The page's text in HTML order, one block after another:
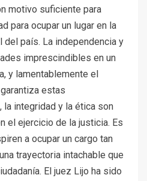
motivo suficiente para
para ocupar un lugar en la
del país. La independencia y
imprescindibles en un
y lamentablemente el
estas
la integridad y la ética son
el ejercicio de la justicia. Es
a ocupar un cargo tan
trayectoria intachable que
El juez Lijo ha sido